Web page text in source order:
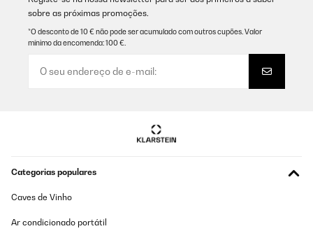
sobre as próximas promoções.
*O desconto de 10 € não pode ser acumulado com outros cupões. Valor
mínimo da encomenda: 100 €.
Categorias populares
Caves de Vinho
Ar condicionado portátil